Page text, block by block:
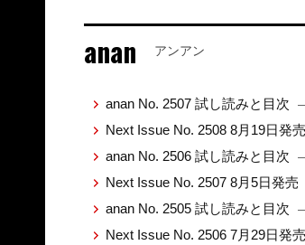
anan アンアン
anan No. 2507 試し読みと目次
Next Issue No. 2508 8月19日発売
anan No. 2506 試し読みと目次
Next Issue No. 2507 8月5日発売
anan No. 2505 試し読みと目次
Next Issue No. 2506 7月29日発売